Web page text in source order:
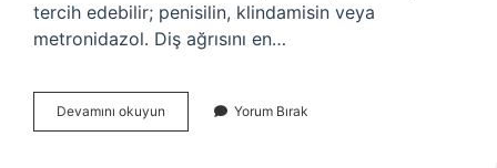
tercih edebilir; penisilin, klindamisin veya
metronidazol. Diş ağrısını en…
Devamını okuyun Augmentin
Diş
Yorum Bırak